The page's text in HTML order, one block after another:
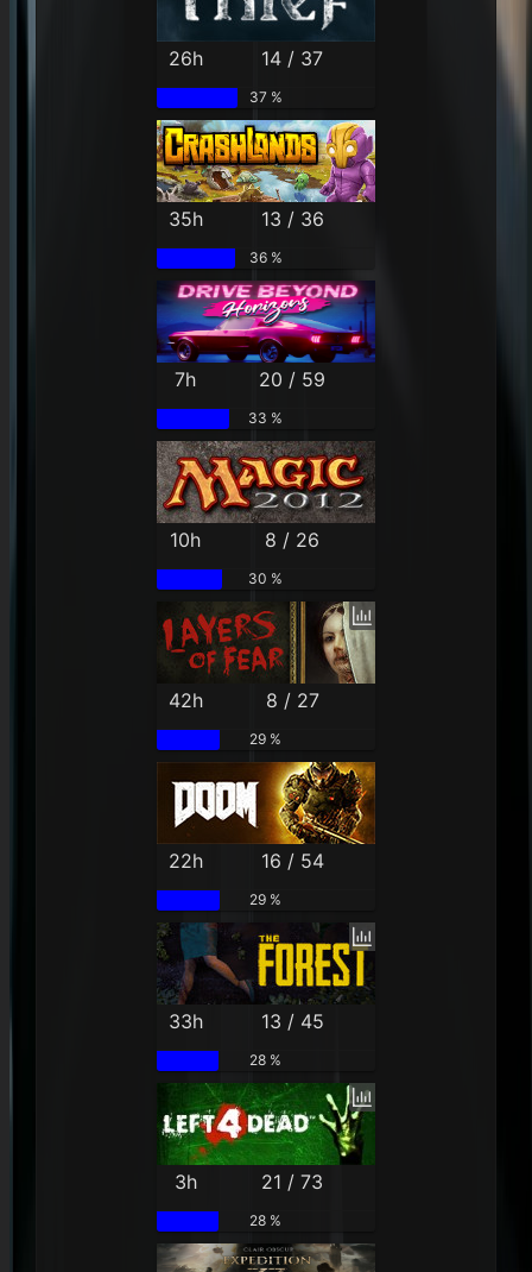
26h 14 / 37
37 %
35h 13 / 36
36 %
7h 20 / 59
33 %
10h 8 / 26
30 %
42h 8 / 27
29 %
22h 16 / 54
29 %
33h 13 / 45
28 %
3h 21 / 73
28 %